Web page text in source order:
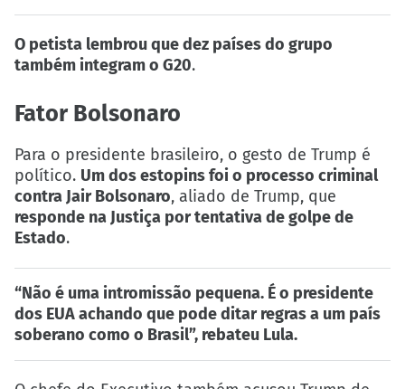
O petista lembrou que dez países do grupo
também integram o G20.
Fator Bolsonaro
Para o presidente brasileiro, o gesto de Trump é
político. Um dos estopins foi o processo criminal
contra Jair Bolsonaro, aliado de Trump, que
responde na Justiça por tentativa de golpe de
Estado.
“Não é uma intromissão pequena. É o presidente
dos EUA achando que pode ditar regras a um país
soberano como o Brasil”, rebateu Lula.